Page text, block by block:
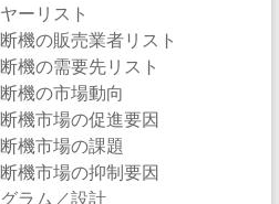
ーリスト
機の販売業者リスト
機の需要先リスト
機の市場動向
機市場の促進要因
機市場の課題
機市場の抑制要因
ラム／設計